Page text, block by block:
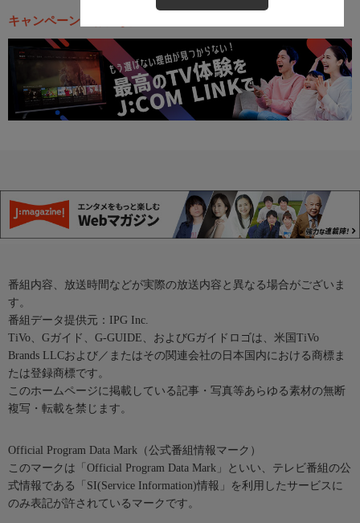
キャンペーン・お得な情報
番組内容、放送時間などが実際の放送内容と異なる場合がございま
す。
番組データ提供元：IPG Inc.
TiVo、Gガイド、G-GUIDE、およびGガイドロゴは、米国TiVo
Brands LLCおよび／またはその関連会社の日本国内における商標ま
たは登録商標です。
このホームページに掲載している記事・写真等あらゆる素材の無断
複写・転載を禁じます。
Official Program Data Mark（公式番組情報マーク）
このマークは「Official Program Data Mark」といい、テレビ番組の公
式情報である「SI(Service Information)情報」を利用したサービスに
のみ表記が許されているマークです。